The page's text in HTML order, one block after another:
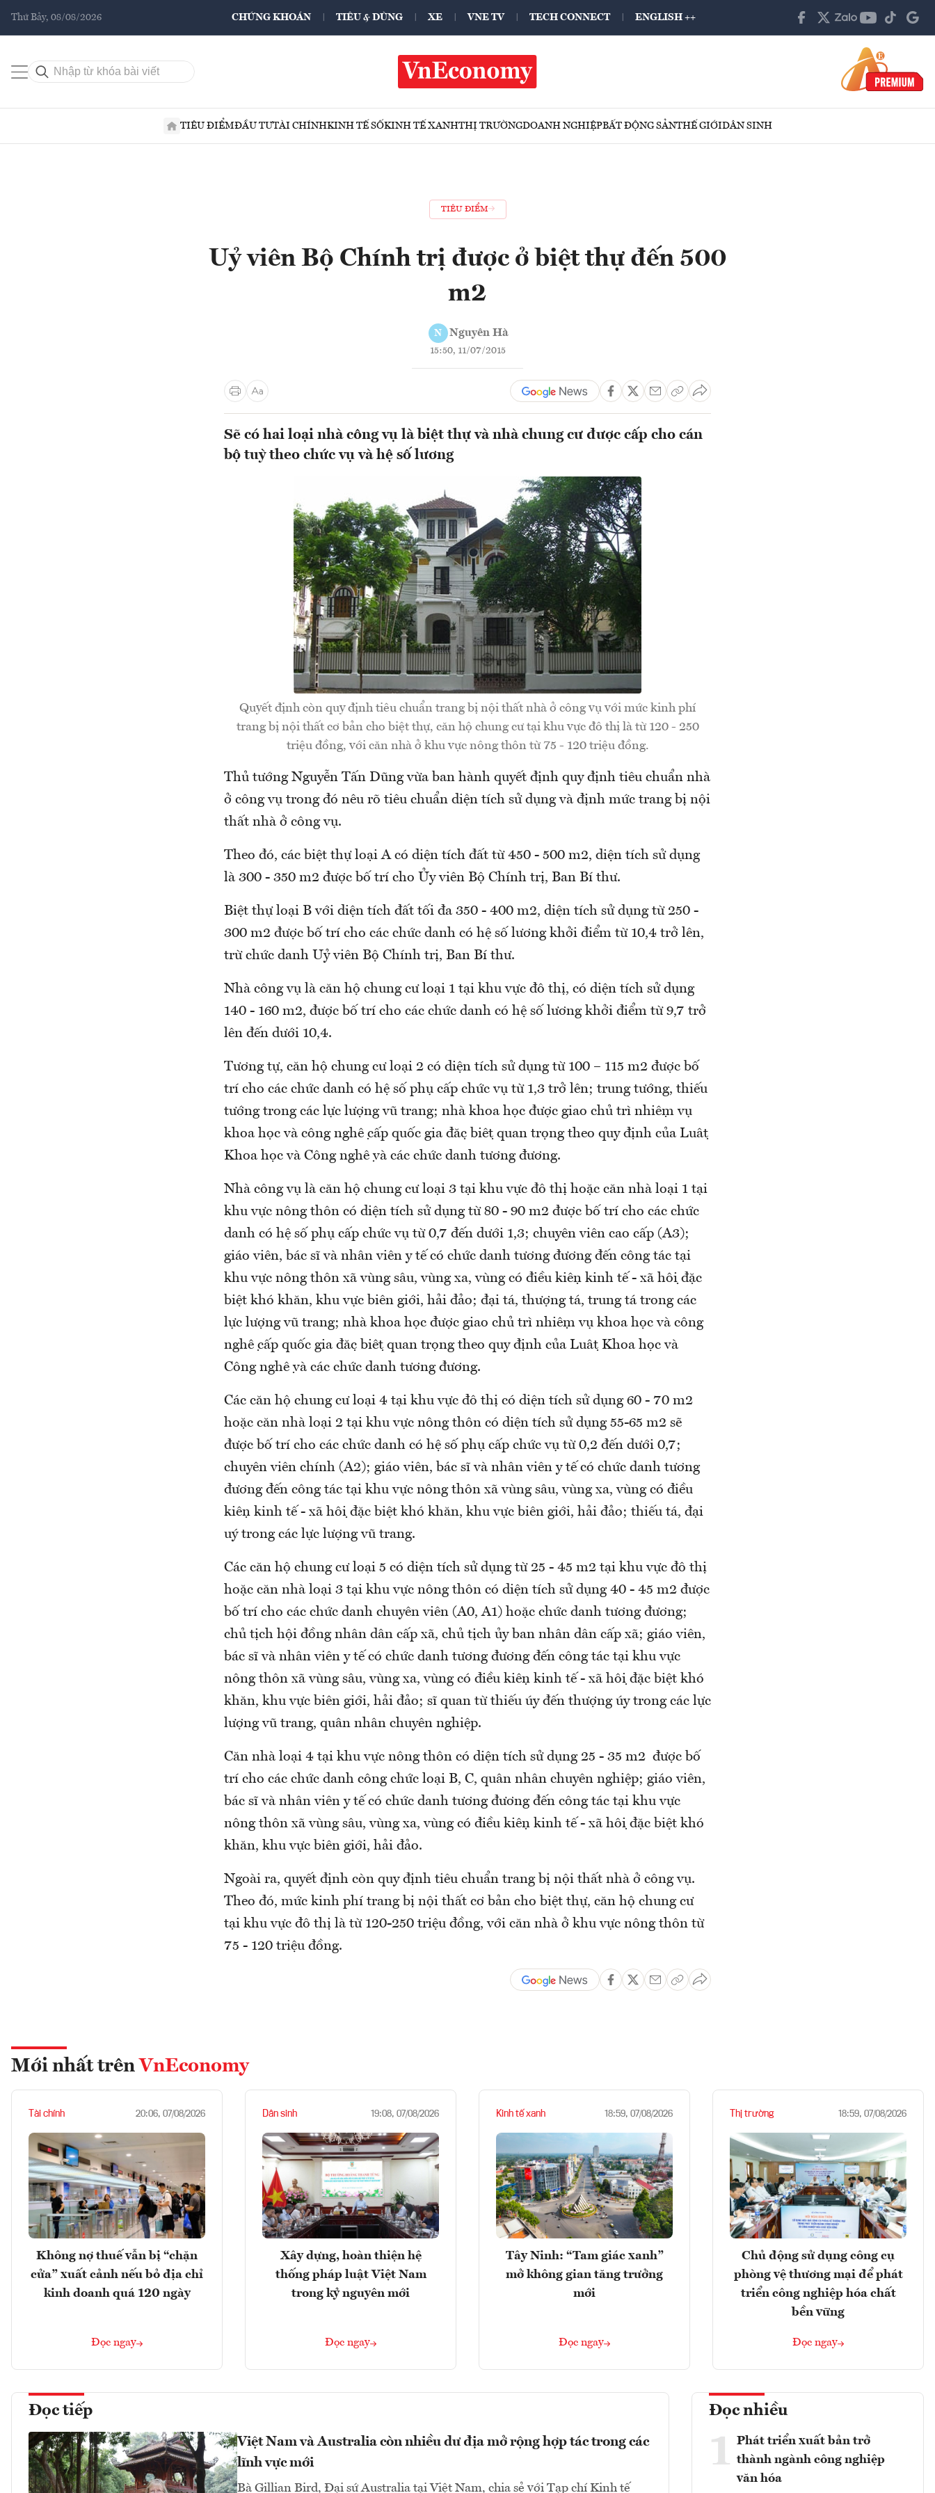
Thứ Bảy, 08/08/2026 CHỨNG KHOÁN TIÊU & DÙNG XE VNE TV TECH CONNECT ENGLISH ++
TIÊU ĐIỂMĐẦU TƯTÀI CHÍNHKINH TẾ SỐKINH TẾ XANHTHỊ TRƯỜNGDOANH NGHIỆPBẤT ĐỘNG SẢNTHẾ GIỚIDÂN SINH
TIÊU ĐIỂM
Uỷ viên Bộ Chính trị được ở biệt thự đến 500
m2
N Nguyên Hà
15:50, 11/07/2015
Sẽ có hai loại nhà công vụ là biệt thự và nhà chung cư được cấp cho cán
bộ tuỳ theo chức vụ và hệ số lương
Quyết định còn quy định tiêu chuẩn trang bị nội thất nhà ở công vụ với mức kinh phí
trang bị nội thất cơ bản cho biệt thự, căn hộ chung cư tại khu vực đô thị là từ 120 - 250
triệu đồng, với căn nhà ở khu vực nông thôn từ 75 - 120 triệu đồng.
Thủ tướng Nguyễn Tấn Dũng vừa ban hành quyết định quy định tiêu chuẩn nhà
ở công vụ trong đó nêu rõ tiêu chuẩn diện tích sử dụng và định mức trang bị nội
thất nhà ở công vụ.
Theo đó, các biệt thự loại A có diện tích đất từ 450 - 500 m2, diện tích sử dụng
là 300 - 350 m2 được bố trí cho Ủy viên Bộ Chính trị, Ban Bí thư.
Biệt thự loại B với diện tích đất tối đa 350 - 400 m2, diện tích sử dụng từ 250 -
300 m2 được bố trí cho các chức danh có hệ số lương khởi điểm từ 10,4 trở lên,
trừ chức danh Uỷ viên Bộ Chính trị, Ban Bí thư.
Nhà công vụ là căn hộ chung cư loại 1 tại khu vực đô thị, có diện tích sử dụng
140 - 160 m2, được bố trí cho các chức danh có hệ số lương khởi điểm từ 9,7 trở
lên đến dưới 10,4.
Tương tự, căn hộ chung cư loại 2 có diện tích sử dụng từ 100 – 115 m2 được bố
trí cho các chức danh có hệ số phụ cấp chức vụ từ 1,3 trở lên; trung tướng, thiếu
tướng trong các lực lượng vũ trang; nhà khoa học được giao chủ trì nhiệm vụ
khoa học và công nghệ cấp quốc gia đặc biệt quan trọng theo quy định của Luật
Khoa học và Công nghệ và các chức danh tương đương.
Nhà công vụ là căn hộ chung cư loại 3 tại khu vực đô thị hoặc căn nhà loại 1 tại
khu vực nông thôn có diện tích sử dụng từ 80 - 90 m2 được bố trí cho các chức
danh có hệ số phụ cấp chức vụ từ 0,7 đến dưới 1,3; chuyên viên cao cấp (A3);
giáo viên, bác sĩ và nhân viên y tế có chức danh tương đương đến công tác tại
khu vực nông thôn xã vùng sâu, vùng xa, vùng có điều kiện kinh tế - xã hội đặc
biệt khó khăn, khu vực biên giới, hải đảo; đại tá, thượng tá, trung tá trong các
lực lượng vũ trang; nhà khoa học được giao chủ trì nhiệm vụ khoa học và công
nghệ cấp quốc gia đặc biệt quan trọng theo quy định của Luật Khoa học và
Công nghệ và các chức danh tương đương.
Các căn hộ chung cư loại 4 tại khu vực đô thị có diện tích sử dụng 60 - 70 m2
hoặc căn nhà loại 2 tại khu vực nông thôn có diện tích sử dụng 55-65 m2 sẽ
được bố trí cho các chức danh có hệ số phụ cấp chức vụ từ 0,2 đến dưới 0,7;
chuyên viên chính (A2); giáo viên, bác sĩ và nhân viên y tế có chức danh tương
đương đến công tác tại khu vực nông thôn xã vùng sâu, vùng xa, vùng có điều
kiện kinh tế - xã hội đặc biệt khó khăn, khu vực biên giới, hải đảo; thiếu tá, đại
uý trong các lực lượng vũ trang.
Các căn hộ chung cư loại 5 có diện tích sử dụng từ 25 - 45 m2 tại khu vực đô thị
hoặc căn nhà loại 3 tại khu vực nông thôn có diện tích sử dụng 40 - 45 m2 được
bố trí cho các chức danh chuyên viên (A0, A1) hoặc chức danh tương đương;
chủ tịch hội đồng nhân dân cấp xã, chủ tịch ủy ban nhân dân cấp xã; giáo viên,
bác sĩ và nhân viên y tế có chức danh tương đương đến công tác tại khu vực
nông thôn xã vùng sâu, vùng xa, vùng có điều kiện kinh tế - xã hội đặc biệt khó
khăn, khu vực biên giới, hải đảo; sĩ quan từ thiếu úy đến thượng úy trong các lực
lượng vũ trang, quân nhân chuyên nghiệp.
Căn nhà loại 4 tại khu vực nông thôn có diện tích sử dụng 25 - 35 m2 được bố
trí cho các chức danh công chức loại B, C, quân nhân chuyên nghiệp; giáo viên,
bác sĩ và nhân viên y tế có chức danh tương đương đến công tác tại khu vực
nông thôn xã vùng sâu, vùng xa, vùng có điều kiện kinh tế - xã hội đặc biệt khó
khăn, khu vực biên giới, hải đảo.
Ngoài ra, quyết định còn quy định tiêu chuẩn trang bị nội thất nhà ở công vụ.
Theo đó, mức kinh phí trang bị nội thất cơ bản cho biệt thự, căn hộ chung cư
tại khu vực đô thị là từ 120-250 triệu đồng, với căn nhà ở khu vực nông thôn từ
75 - 120 triệu đồng.
Mới nhất trên VnEconomy
Tài chính 20:06, 07/08/2026
Không nợ thuế vẫn bị “chặn
cửa” xuất cảnh nếu bỏ địa chỉ
kinh doanh quá 120 ngày
Đọc ngay
Dân sinh 19:08, 07/08/2026
Xây dựng, hoàn thiện hệ
thống pháp luật Việt Nam
trong kỷ nguyên mới
Đọc ngay
Kinh tế xanh 18:59, 07/08/2026
Tây Ninh: “Tam giác xanh”
mở không gian tăng trưởng
mới
Đọc ngay
Thị trường 18:59, 07/08/2026
Chủ động sử dụng công cụ
phòng vệ thương mại để phát
triển công nghiệp hóa chất
bền vững
Đọc ngay
Đọc tiếp
Việt Nam và Australia còn nhiều dư địa mở rộng hợp tác trong các
lĩnh vực mới
Bà Gillian Bird, Đại sứ Australia tại Việt Nam, chia sẻ với Tạp chí Kinh tế
Đọc nhiều
1 Phát triển xuất bản trở
thành ngành công nghiệp
văn hóa